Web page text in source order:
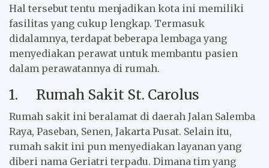
Hal tersebut tentu menjadikan kota ini memiliki
fasilitas yang cukup lengkap. Termasuk
didalamnya, terdapat beberapa lembaga yang
menyediakan perawat untuk membantu pasien
dalam perawatannya di rumah.
1. Rumah Sakit St. Carolus
Rumah sakit ini beralamat di daerah Jalan Salemba
Raya, Paseban, Senen, Jakarta Pusat. Selain itu,
rumah sakit ini pun menyediakan layanan yang
diberi nama Geriatri terpadu. Dimana tim yang